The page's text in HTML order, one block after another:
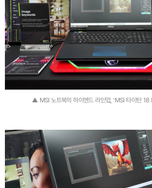
▲ MSI 노트북의 하이엔드 라인업, 'MSI 타이탄